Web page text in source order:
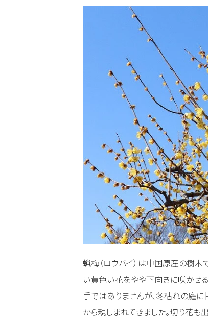
蝋梅（ロウバイ）は中国原産の樹木
い黄色い花をやや下向きに咲かせる
手ではありませんが、冬枯れの庭に
から親しまれてきました。切り花も